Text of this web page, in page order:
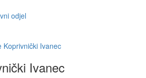
odjel
Koprivnički Ivanec
Ivanec